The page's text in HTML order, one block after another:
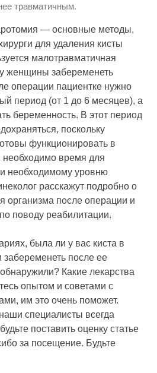
травматичным.
— основные методы,
для удаления кисты
малотравматичная
женщины забеременеть
операции пациентке нужно
период (от 1 до 6 месяцев), а
беременность. В этот период
поскольку
функционировать в
время для
необходимому уровню
расскажут подробно о
организма после операции и
поводу реабилитации.
была ли у вас киста в
забеременеть после ее
Какие лекарства
опытом и советами с
им это очень поможет.
специалисты всегда
поставить оценку статье
за посещение. Будьте